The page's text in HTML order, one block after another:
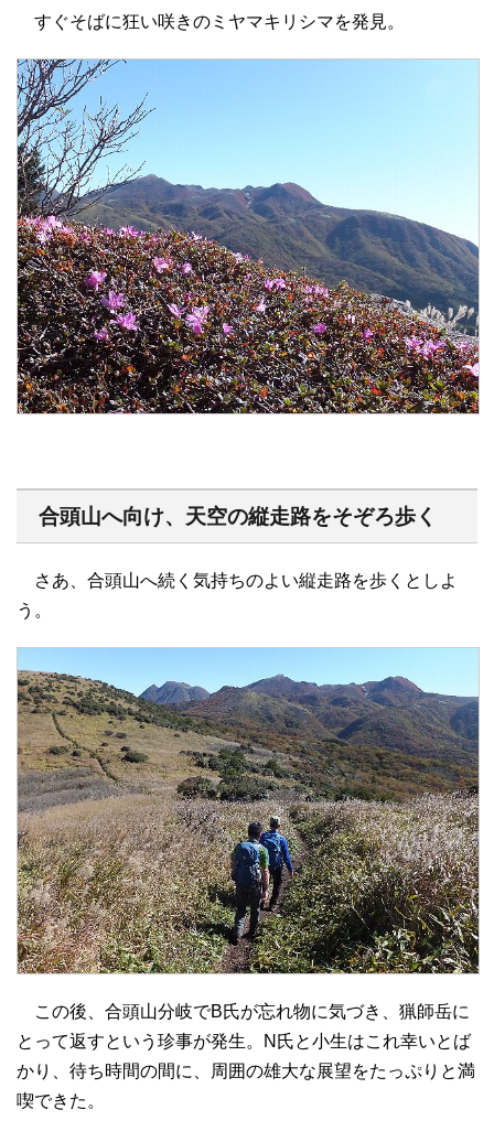
すぐそばに狂い咲きのミヤマキリシマを発見。
合頭山へ向け、天空の縦走路をそぞろ歩く
さあ、合頭山へ続く気持ちのよい縦走路を歩くとしよ
う。
この後、合頭山分岐でB氏が忘れ物に気づき、猟師岳に
とって返すという珍事が発生。N氏と小生はこれ幸いとば
かり、待ち時間の間に、周囲の雄大な展望をたっぷりと満
喫できた。